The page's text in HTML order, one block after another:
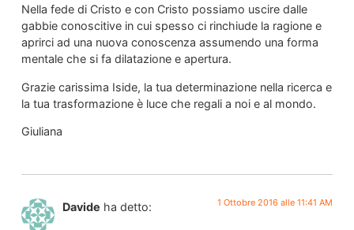
Nella fede di Cristo e con Cristo possiamo uscire dalle
gabbie conoscitive in cui spesso ci rinchiude la ragione e
aprirci ad una nuova conoscenza assumendo una forma
mentale che si fa dilatazione e apertura.
Grazie carissima Iside, la tua determinazione nella ricerca e
la tua trasformazione è luce che regali a noi e al mondo.
Giuliana
Davide ha detto: 1 Ottobre 2016 alle 11:41 AM